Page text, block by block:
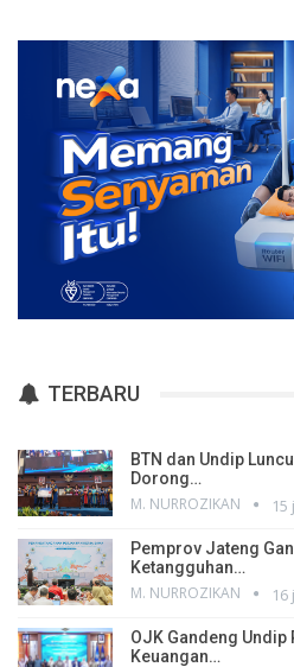
TERBARU
BTN dan Undip
Dorong…
M. NURROZIKAN 15
Pemprov Jateng
Ketangguhan…
M. NURROZIKAN 16
OJK Gandeng
Keuangan…